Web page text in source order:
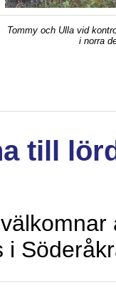
Tommy och Ulla vid
i norra
till
i